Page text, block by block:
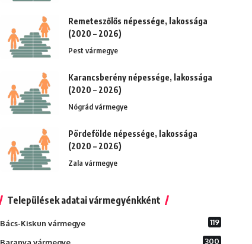
Remeteszőlős népessége, lakossága
(2020 – 2026)
Pest vármegye
Karancsberény népessége, lakossága
(2020 – 2026)
Nógrád vármegye
Pördefölde népessége, lakossága
(2020 – 2026)
Zala vármegye
Települések adatai vármegyénkként
Bács-Kiskun vármegye 119
300